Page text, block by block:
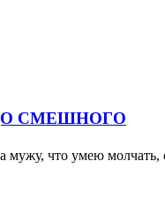
СМЕШНОГО
мужу, что умею молчать,